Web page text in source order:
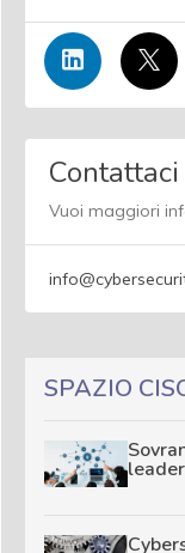
Contattaci
Vuoi maggiori
SPAZIO